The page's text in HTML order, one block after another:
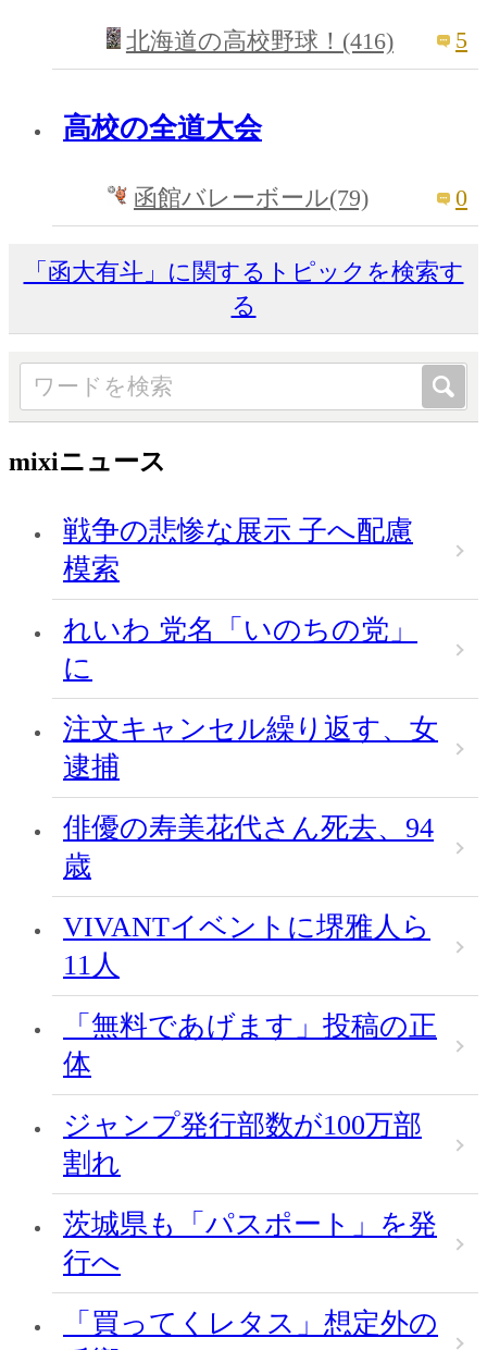
北海道の高校野球！(416) 5
高校の全道大会
函館バレーボール(79) 0
「函大有斗」に関するトピックを検索す
る
mixiニュース
戦争の悲惨な展示 子へ配慮
模索
れいわ 党名「いのちの党」
に
注文キャンセル繰り返す、女
逮捕
俳優の寿美花代さん死去、94
歳
VIVANTイベントに堺雅人ら
11人
「無料であげます」投稿の正
体
ジャンプ発行部数が100万部
割れ
茨城県も「パスポート」を発
行へ
「買ってくレタス」想定外の